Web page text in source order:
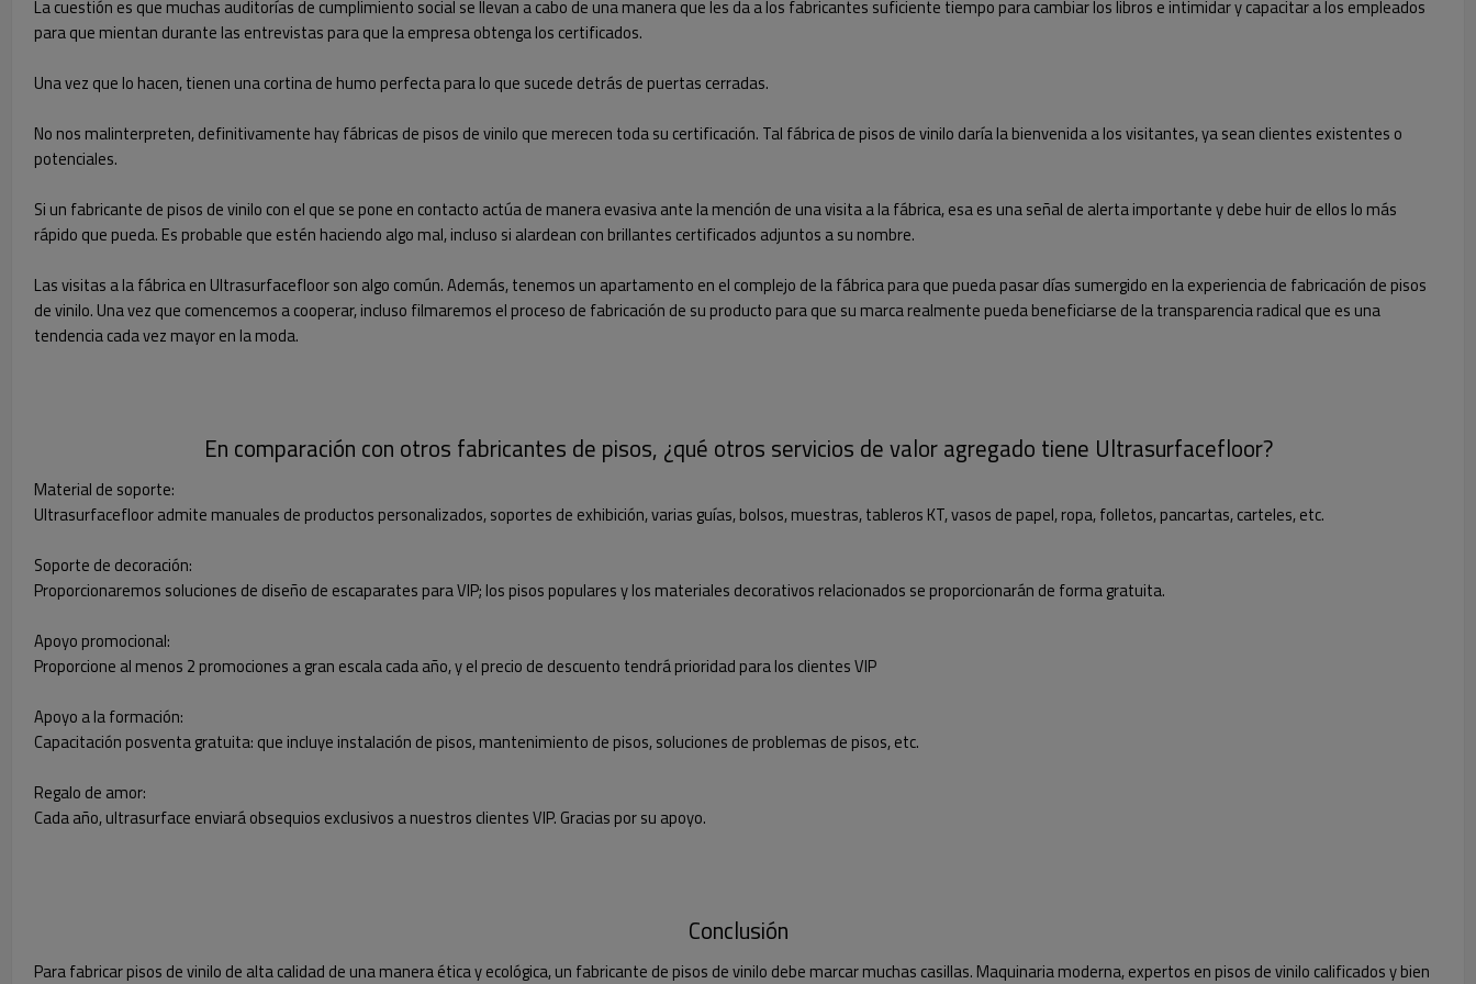
La cuestión es que muchas auditorías de cumplimiento social se llevan a cabo de una manera que les da a los fabricantes suficiente tiempo para cambiar los libros e intimidar y capacitar a los empleados
para que mientan durante las entrevistas para que la empresa obtenga los certificados.
Una vez que lo hacen, tienen una cortina de humo perfecta para lo que sucede detrás de puertas cerradas.
No nos malinterpreten, definitivamente hay fábricas de pisos de vinilo que merecen toda su certificación. Tal fábrica de pisos de vinilo daría la bienvenida a los visitantes, ya sean clientes existentes o
potenciales.
Si un fabricante de pisos de vinilo con el que se pone en contacto actúa de manera evasiva ante la mención de una visita a la fábrica, esa es una señal de alerta importante y debe huir de ellos lo más
rápido que pueda. Es probable que estén haciendo algo mal, incluso si alardean con brillantes certificados adjuntos a su nombre.
Las visitas a la fábrica en Ultrasurfacefloor son algo común. Además, tenemos un apartamento en el complejo de la fábrica para que pueda pasar días sumergido en la experiencia de fabricación de pisos
de vinilo. Una vez que comencemos a cooperar, incluso filmaremos el proceso de fabricación de su producto para que su marca realmente pueda beneficiarse de la transparencia radical que es una
tendencia cada vez mayor en la moda.
En comparación con otros fabricantes de pisos, ¿qué otros servicios de valor agregado tiene Ultrasurfacefloor?
Material de soporte:
Ultrasurfacefloor admite manuales de productos personalizados, soportes de exhibición, varias guías, bolsos, muestras, tableros KT, vasos de papel, ropa, folletos, pancartas, carteles, etc.
Soporte de decoración:
Proporcionaremos soluciones de diseño de escaparates para VIP; los pisos populares y los materiales decorativos relacionados se proporcionarán de forma gratuita.
Apoyo promocional:
Proporcione al menos 2 promociones a gran escala cada año, y el precio de descuento tendrá prioridad para los clientes VIP
Apoyo a la formación:
Capacitación posventa gratuita: que incluye instalación de pisos, mantenimiento de pisos, soluciones de problemas de pisos, etc.
Regalo de amor:
Cada año, ultrasurface enviará obsequios exclusivos a nuestros clientes VIP. Gracias por su apoyo.
Conclusión
Para fabricar pisos de vinilo de alta calidad de una manera ética y ecológica, un fabricante de pisos de vinilo debe marcar muchas casillas. Maquinaria moderna, expertos en pisos de vinilo calificados y bien